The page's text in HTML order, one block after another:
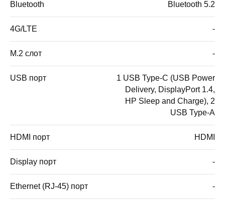
Bluetooth Bluetooth 5.2
4G/LTE -
M.2 слот -
USB порт
1 USB Type-C (USB Power
Delivery, DisplayPort 1.4,
HP Sleep and Charge), 2
USB Type-A
HDMI порт HDMI
Display порт -
Ethernet (RJ-45) порт -